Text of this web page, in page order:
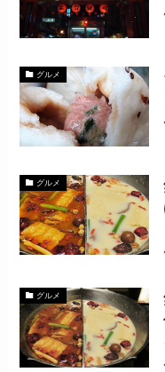
グルメ
グルメ
グルメ